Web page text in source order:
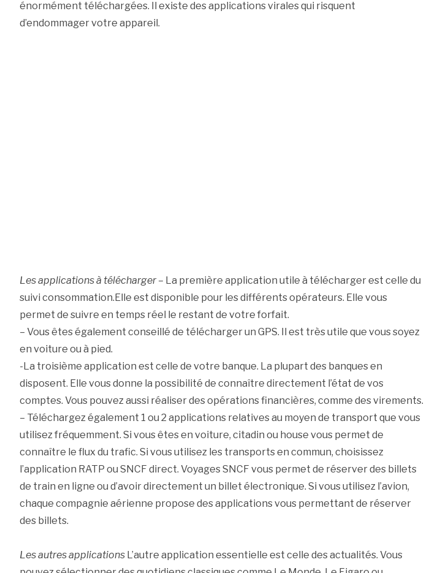
énormément téléchargées. Il existe des applications virales qui risquent
d’endommager votre appareil.
Les applications à télécharger– La première application utile à télécharger est celle du
suivi consommation.Elle est disponible pour les différents opérateurs. Elle vous
permet de suivre en temps réel le restant de votre forfait.
– Vous êtes également conseillé de télécharger un GPS. Il est très utile que vous soyez
en voiture ou à pied.
-La troisième application est celle de votre banque. La plupart des banques en
disposent. Elle vous donne la possibilité de connaître directement l’état de vos
comptes. Vous pouvez aussi réaliser des opérations financières, comme des virements.
– Téléchargez également 1 ou 2 applications relatives au moyen de transport que vous
utilisez fréquemment. Si vous êtes en voiture, citadin ou house vous permet de
connaître le flux du trafic. Si vous utilisez les transports en commun, choisissez
l’application RATP ou SNCF direct. Voyages SNCF vous permet de réserver des billets
de train en ligne ou d’avoir directement un billet électronique. Si vous utilisez l’avion,
chaque compagnie aérienne propose des applications vous permettant de réserver
des billets.
Les autres applicationsL’autre application essentielle est celle des actualités. Vous